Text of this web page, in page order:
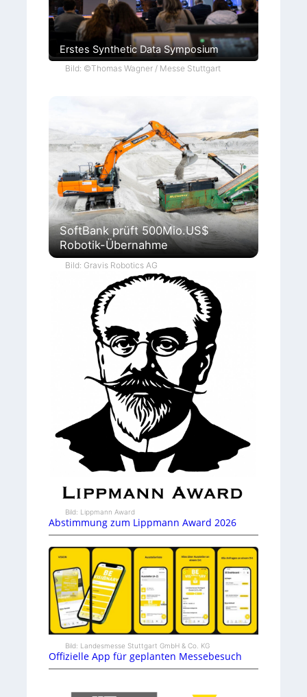
Erstes Synthetic Data Symposium
Bild: ©Thomas Wagner / Messe Stuttgart
SoftBank prüft 500Mio.US$
Robotik-Übernahme
Bild: Gravis Robotics AG
Bild: Lippmann Award
Abstimmung zum Lippmann Award 2026
Bild: Landesmesse Stuttgart GmbH & Co. KG
Offizielle App für geplanten Messebesuch